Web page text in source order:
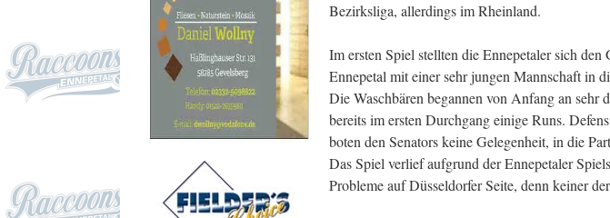
Bezirksliga, allerdings im Rheinland.
Im ersten Spiel stellten die Ennepetaler sich
Ennepetal mit einer sehr jungen Mannschaft in
Die Waschbären begannen von Anfang an
bereits im ersten Durchgang einige Runs.
boten den Senators keine Gelegenheit, in die
Das Spiel verlief aufgrund der Ennepetaler
Probleme auf Düsseldorfer Seite, denn keiner